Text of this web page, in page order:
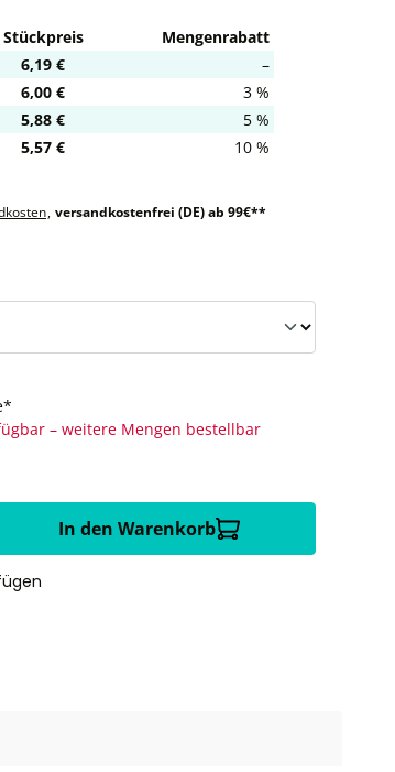
Stückpreis
Mengenrabatt
6,19 €
–
6,00 €
3 %
5,88 €
5 %
5,57 €
10 %
, versandkostenfrei (DE) ab 99€**
– weitere Mengen bestellbar
In den Warenkorb